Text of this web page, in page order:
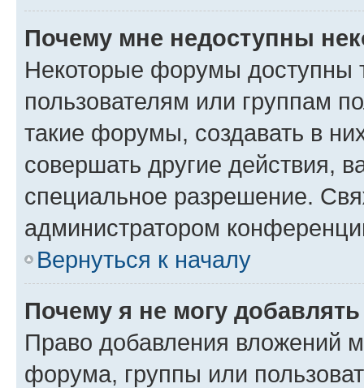
Почему мне недоступны
Некоторые форумы доступны
пользователям или группам
такие форумы, создавать в
совершать другие действия,
специальное разрешение.
администратором
Вернуться к началу
Почему я не могу
Право добавления вложений
форума, группы или